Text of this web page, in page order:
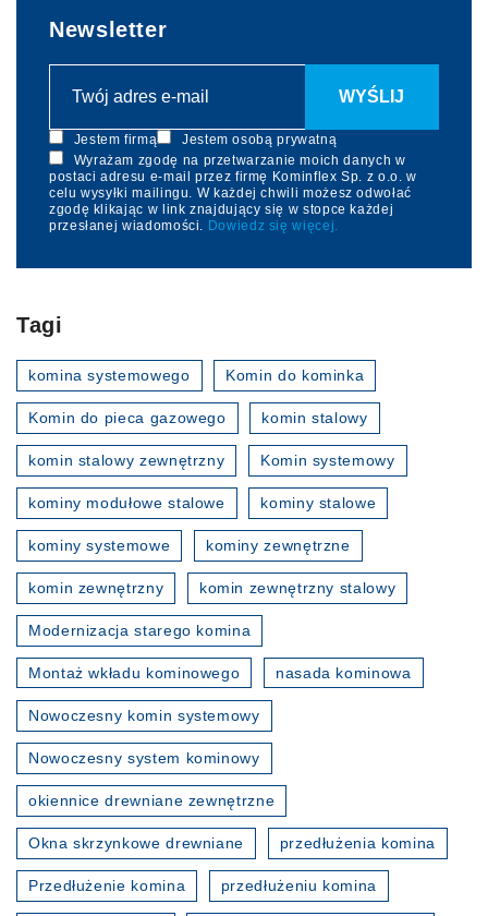
Newsletter
Jestem firmą
Jestem osobą prywatną
Wyrażam zgodę na przetwarzanie moich danych w
postaci adresu e-mail przez firmę Kominflex Sp. z o.o. w
celu wysyłki mailingu. W każdej chwili możesz odwołać
zgodę klikając w link znajdujący się w stopce każdej
przesłanej wiadomości. Dowiedz się więcej.
Tagi
komina systemowego Komin do kominka
Komin do pieca gazowego komin stalowy
komin stalowy zewnętrzny Komin systemowy
kominy modułowe stalowe kominy stalowe
kominy systemowe kominy zewnętrzne
komin zewnętrzny komin zewnętrzny stalowy
Modernizacja starego komina
Montaż wkładu kominowego nasada kominowa
Nowoczesny komin systemowy
Nowoczesny system kominowy
okiennice drewniane zewnętrzne
Okna skrzynkowe drewniane przedłużenia komina
Przedłużenie komina przedłużeniu komina